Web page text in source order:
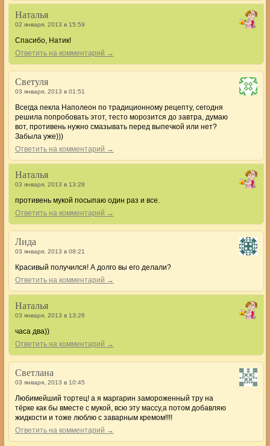
Наталья
02 января, 2013 в 15:59
Спасибо, Натик!
Ответить на комментарий →
Светуля
03 января, 2013 в 01:51
Всегда пекла Наполеон по традиционному рецепту, сегодня
решила попробовать этот, тесто морозится до завтра, думаю
вот, противень нужно смазывать перед выпечкой или нет?
Забыла уже)))
Ответить на комментарий →
Наталья
03 января, 2013 в 13:28
противень мукой посыпаю один раз и все.
Ответить на комментарий →
Лида
03 января, 2013 в 08:21
Красивый получился! А долго вы его делали?
Ответить на комментарий →
Наталья
03 января, 2013 в 13:26
часа два))
Ответить на комментарий →
Светлана
03 января, 2013 в 10:45
Любимейший тортец! а я маргарин замороженный тру на
тёрке как бы вместе с мукой, всю эту массу,а потом добавляю
жидкости и тоже люблю с заварным кремом!!!!
Ответить на комментарий →